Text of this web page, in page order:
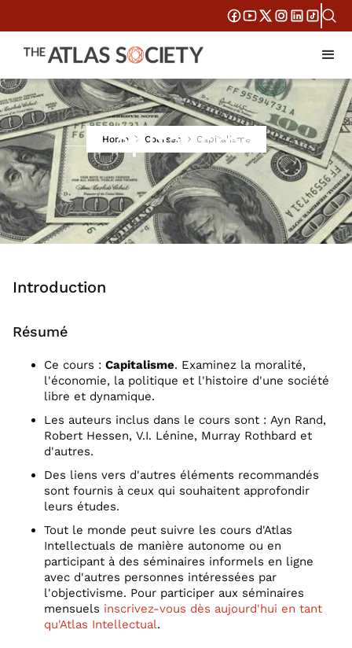
Home Courses Capitalisme
Capitalisme
Introduction
Résumé
Ce cours : Capitalisme. Examinez la moralité,
l'économie, la politique et l'histoire d'une société
libre et dynamique.
Les auteurs inclus dans le cours sont : Ayn Rand,
Robert Hessen, V.I. Lénine, Murray Rothbard et
d'autres.
Des liens vers d'autres éléments recommandés
sont fournis à ceux qui souhaitent approfondir
leurs études.
Tout le monde peut suivre les cours d'Atlas
Intellectuals de manière autonome ou en
participant à des séminaires informels en ligne
avec d'autres personnes intéressées par
l'objectivisme. Pour participer aux séminaires
mensuels inscrivez-vous dès aujourd'hui en tant
qu'Atlas Intellectual.